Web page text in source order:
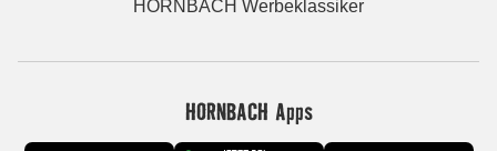
HORNBACH Werbeklassiker
HORNBACH Apps